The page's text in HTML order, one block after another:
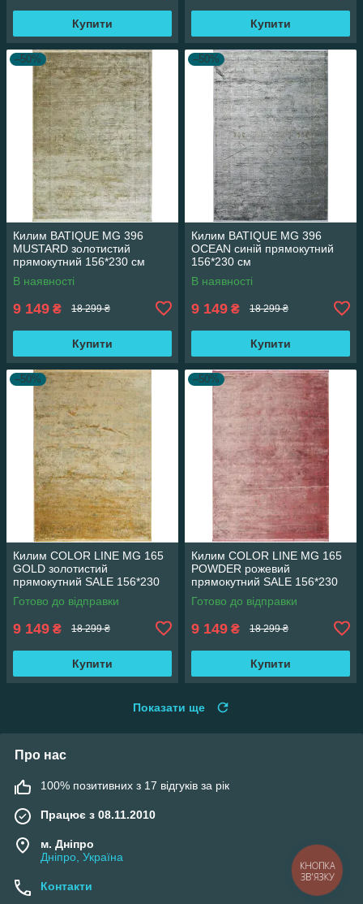
Купити Купити
–50%
Килим BATIQUE MG 396
MUSTARD золотистий
прямокутний 156*230 см
В наявності
9 149 ₴ 18 299 ₴
Купити
–50%
Килим BATIQUE MG 396
OCEAN синій прямокутний
156*230 см
В наявності
9 149 ₴ 18 299 ₴
Купити
–50%
Килим COLOR LINE MG 165
GOLD золотистий
прямокутний SALE 156*230
см
Готово до відправки
9 149 ₴ 18 299 ₴
Купити
–50%
Килим COLOR LINE MG 165
POWDER рожевий
прямокутний SALE 156*230
см
Готово до відправки
9 149 ₴ 18 299 ₴
Купити
Показати ще
Про нас
100% позитивних з 17 відгуків за рік
Працює з 08.11.2010
м. Дніпро
Дніпро, Україна
Контакти
КНОПКА
ЗВ'ЯЗКУ